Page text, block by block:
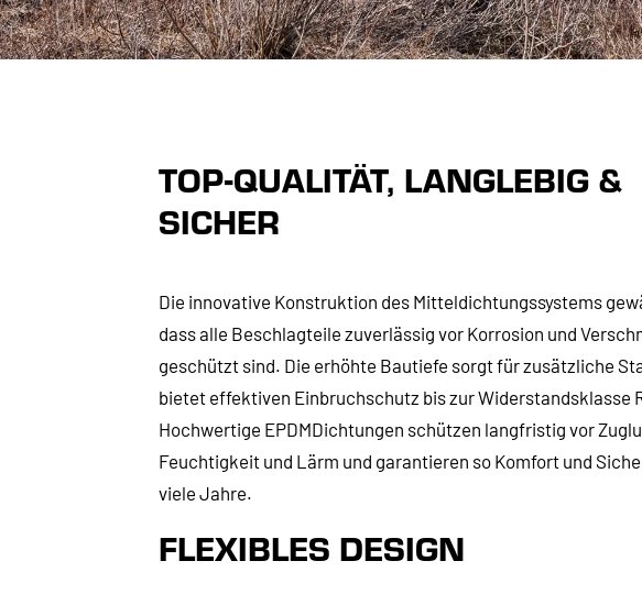
TOP-QUALITÄT, LANGLEBIG &
SICHER
Die innovative Konstruktion des Mitteldichtungssystems
dass alle Beschlagteile zuverlässig vor Korrosion und
geschützt sind. Die erhöhte Bautiefe sorgt für zusätzliche
bietet effektiven Einbruchschutz bis zur Widerstandsklasse
Hochwertige EPDMDichtungen schützen langfristig vor
Feuchtigkeit und Lärm und garantieren so Komfort und
viele Jahre.
FLEXIBLES DESIGN